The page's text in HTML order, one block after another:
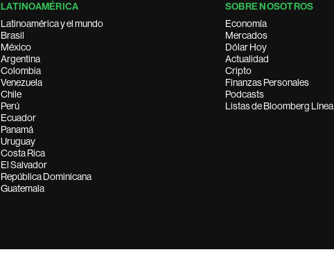
LATINOAMÉRICA
Latinoamérica y el mundo
Brasil
México
Argentina
Colombia
Venezuela
Chile
Perú
Ecuador
Panamá
Uruguay
Costa Rica
El Salvador
República Dominicana
Guatemala
SOBRE NOSOTROS
Economía
Mercados
Dólar Hoy
Actualidad
Cripto
Finanzas Personales
Podcasts
Listas de Bloomberg Línea